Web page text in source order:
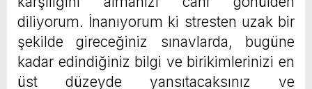
diliyorum. İnanıyorum ki stresten uzak bir
şekilde gireceğiniz sınavlarda, bugüne
kadar edindiğiniz bilgi ve birikimlerinizi en
üst düzeyde yansıtacaksınız ve